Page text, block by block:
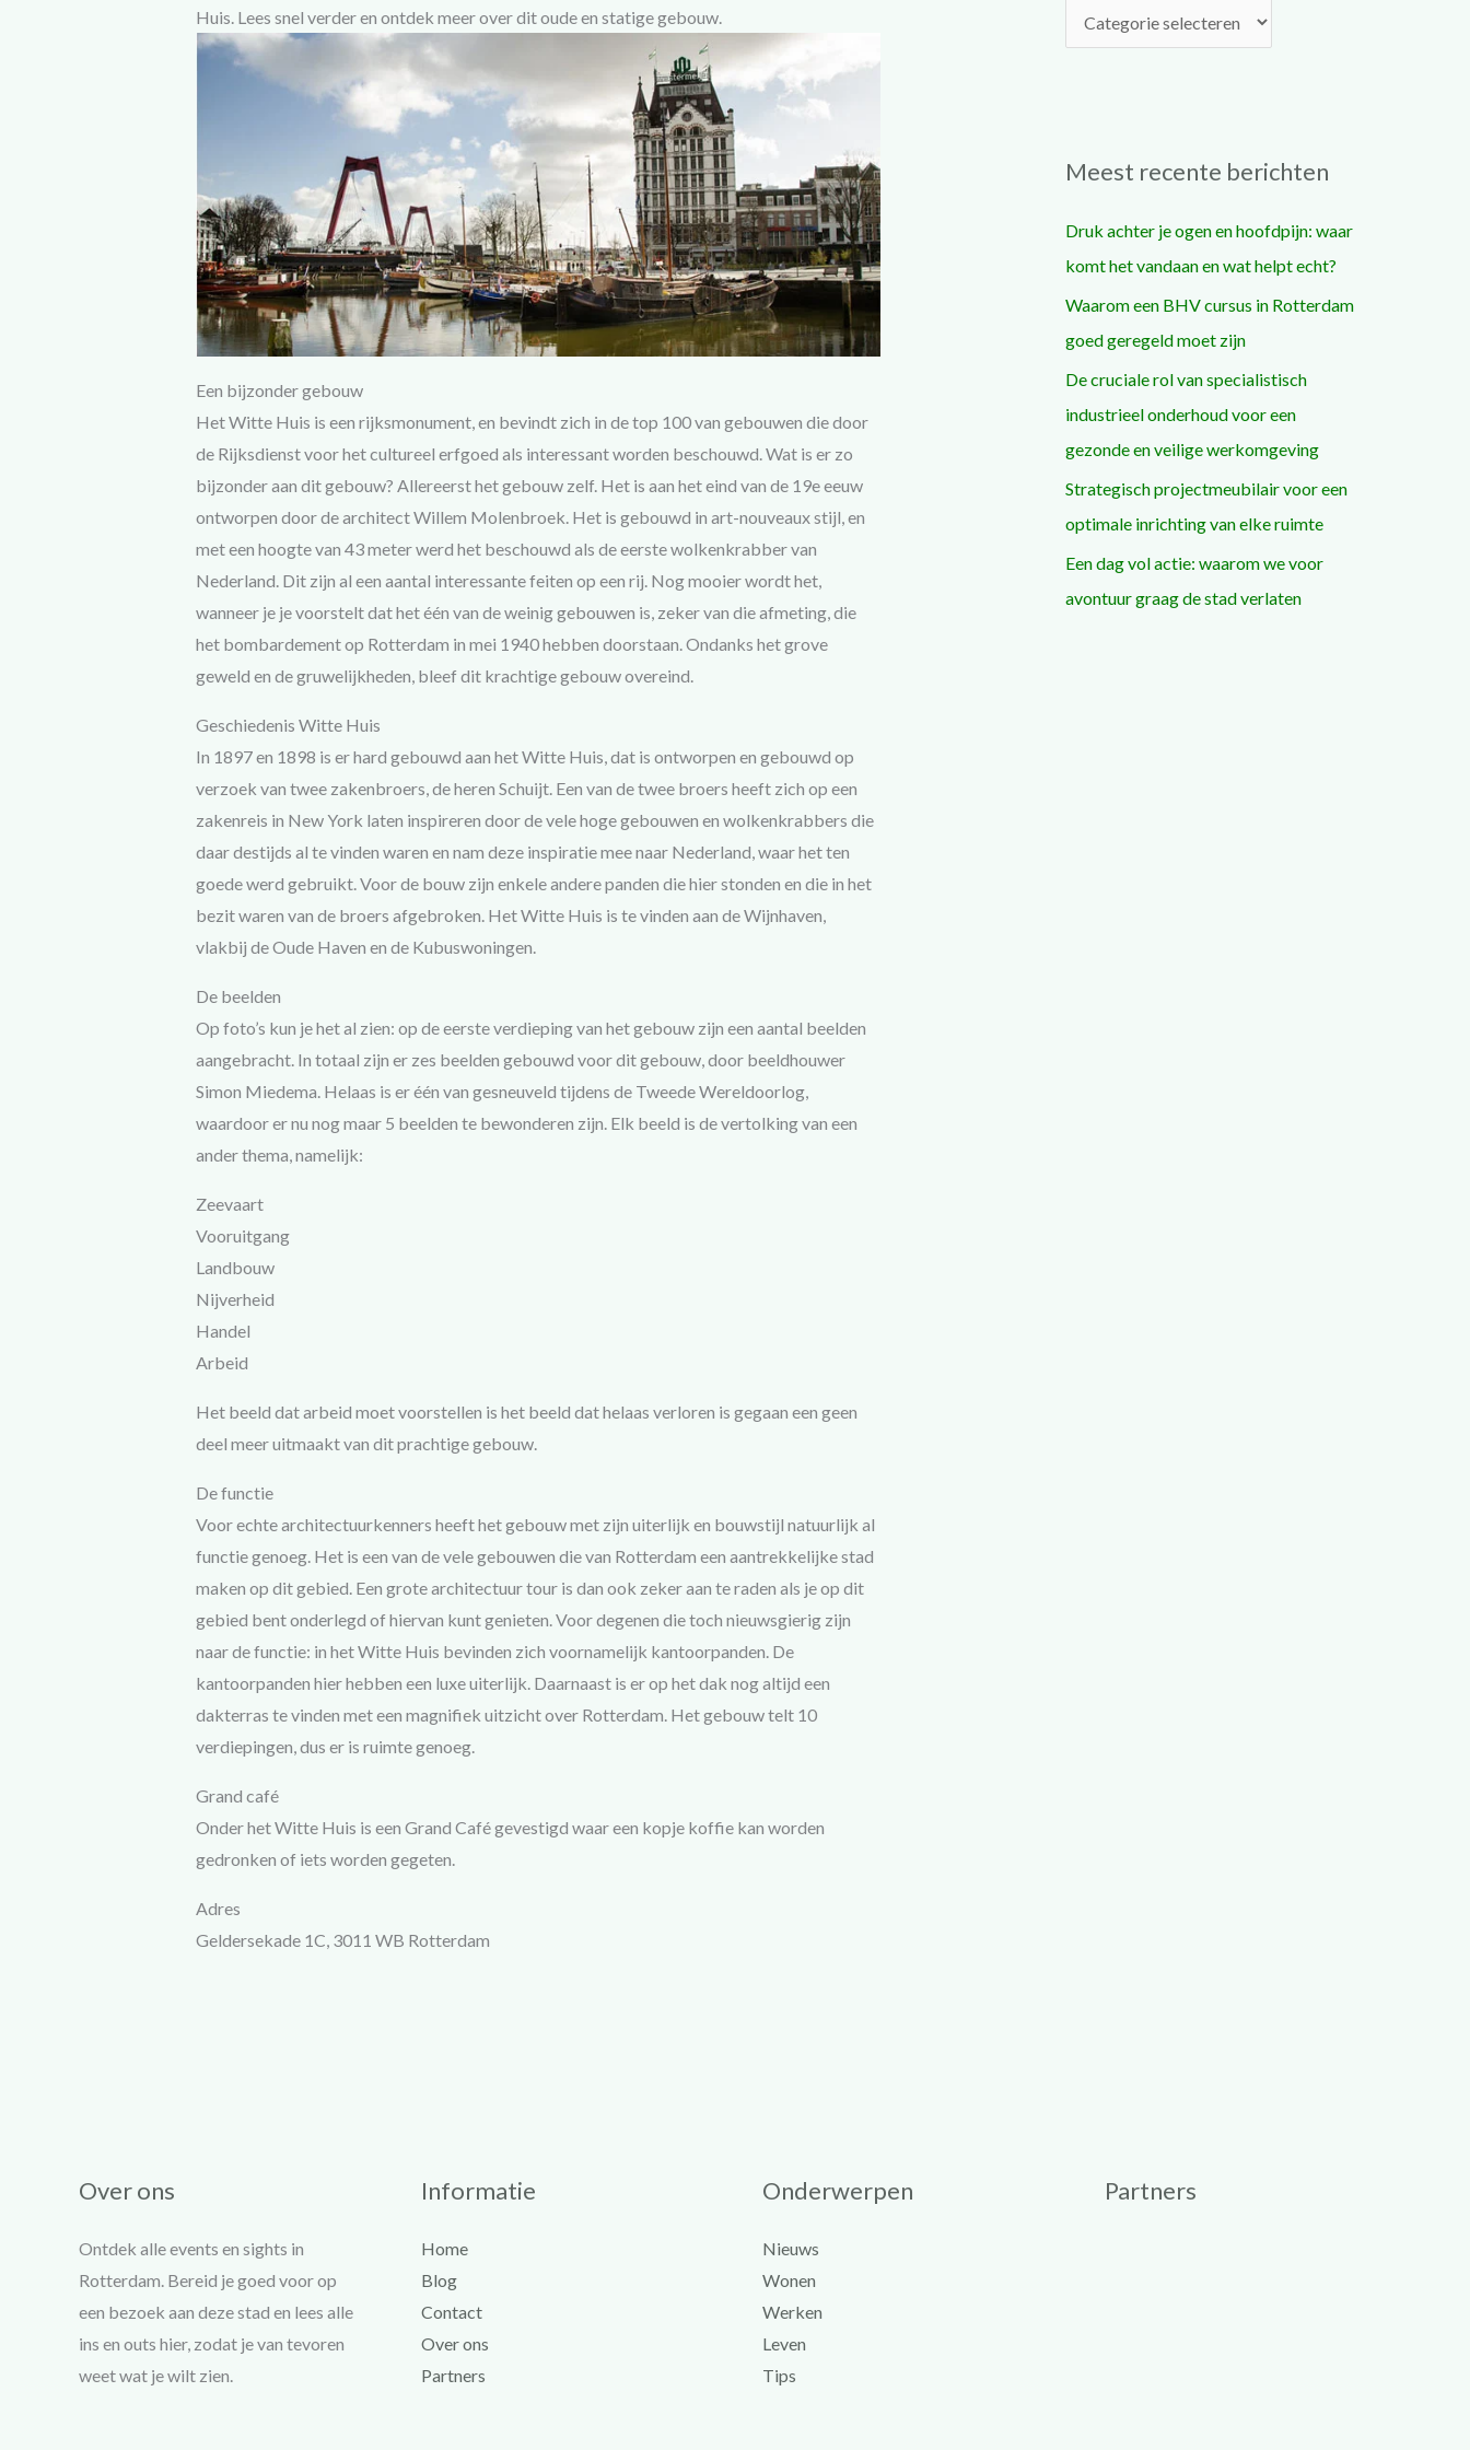
Huis. Lees snel verder en ontdek meer over dit oude en statige gebouw.
Een bijzonder gebouw
Het Witte Huis is een rijksmonument, en bevindt zich in de top 100 van gebouwen die door
de Rijksdienst voor het cultureel erfgoed als interessant worden beschouwd. Wat is er zo
bijzonder aan dit gebouw? Allereerst het gebouw zelf. Het is aan het eind van de 19e eeuw
ontworpen door de architect Willem Molenbroek. Het is gebouwd in art-nouveaux stijl, en
met een hoogte van 43 meter werd het beschouwd als de eerste wolkenkrabber van
Nederland. Dit zijn al een aantal interessante feiten op een rij. Nog mooier wordt het,
wanneer je je voorstelt dat het één van de weinig gebouwen is, zeker van die afmeting, die
het bombardement op Rotterdam in mei 1940 hebben doorstaan. Ondanks het grove
geweld en de gruwelijkheden, bleef dit krachtige gebouw overeind.
Geschiedenis Witte Huis
In 1897 en 1898 is er hard gebouwd aan het Witte Huis, dat is ontworpen en gebouwd op
verzoek van twee zakenbroers, de heren Schuijt. Een van de twee broers heeft zich op een
zakenreis in New York laten inspireren door de vele hoge gebouwen en wolkenkrabbers die
daar destijds al te vinden waren en nam deze inspiratie mee naar Nederland, waar het ten
goede werd gebruikt. Voor de bouw zijn enkele andere panden die hier stonden en die in het
bezit waren van de broers afgebroken. Het Witte Huis is te vinden aan de Wijnhaven,
vlakbij de Oude Haven en de Kubuswoningen.
De beelden
Op foto’s kun je het al zien: op de eerste verdieping van het gebouw zijn een aantal beelden
aangebracht. In totaal zijn er zes beelden gebouwd voor dit gebouw, door beeldhouwer
Simon Miedema. Helaas is er één van gesneuveld tijdens de Tweede Wereldoorlog,
waardoor er nu nog maar 5 beelden te bewonderen zijn. Elk beeld is de vertolking van een
ander thema, namelijk:
Zeevaart
Vooruitgang
Landbouw
Nijverheid
Handel
Arbeid
Het beeld dat arbeid moet voorstellen is het beeld dat helaas verloren is gegaan een geen
deel meer uitmaakt van dit prachtige gebouw.
De functie
Voor echte architectuurkenners heeft het gebouw met zijn uiterlijk en bouwstijl natuurlijk al
functie genoeg. Het is een van de vele gebouwen die van Rotterdam een aantrekkelijke stad
maken op dit gebied. Een grote architectuur tour is dan ook zeker aan te raden als je op dit
gebied bent onderlegd of hiervan kunt genieten. Voor degenen die toch nieuwsgierig zijn
naar de functie: in het Witte Huis bevinden zich voornamelijk kantoorpanden. De
kantoorpanden hier hebben een luxe uiterlijk. Daarnaast is er op het dak nog altijd een
dakterras te vinden met een magnifiek uitzicht over Rotterdam. Het gebouw telt 10
verdiepingen, dus er is ruimte genoeg.
Grand café
Onder het Witte Huis is een Grand Café gevestigd waar een kopje koffie kan worden
gedronken of iets worden gegeten.
Adres
Geldersekade 1C, 3011 WB Rotterdam
Meest recente berichten
Druk achter je ogen en hoofdpijn: waar
komt het vandaan en wat helpt echt?
Waarom een BHV cursus in Rotterdam
goed geregeld moet zijn
De cruciale rol van specialistisch
industrieel onderhoud voor een
gezonde en veilige werkomgeving
Strategisch projectmeubilair voor een
optimale inrichting van elke ruimte
Een dag vol actie: waarom we voor
avontuur graag de stad verlaten
Over ons
Ontdek alle events en sights in
Rotterdam. Bereid je goed voor op
een bezoek aan deze stad en lees alle
ins en outs hier, zodat je van tevoren
weet wat je wilt zien.
Informatie
Home
Blog
Contact
Over ons
Partners
Onderwerpen
Nieuws
Wonen
Werken
Leven
Tips
Partners